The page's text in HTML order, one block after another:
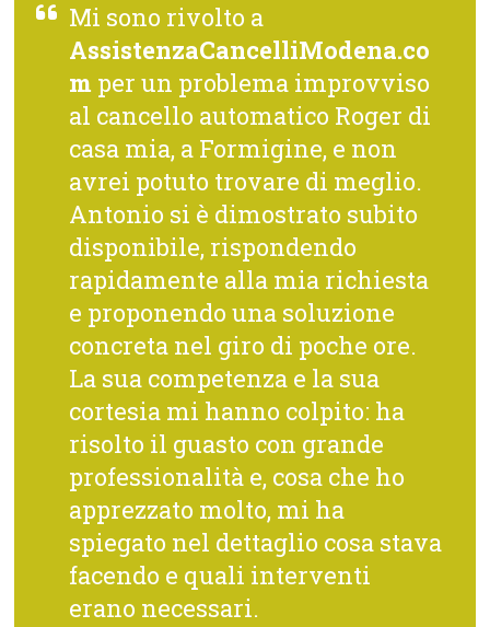
Mi sono rivolto a
AssistenzaCancelliModena.co
m per un problema improvviso
al cancello automatico Roger di
casa mia, a Formigine, e non
avrei potuto trovare di meglio.
Antonio si è dimostrato subito
disponibile, rispondendo
rapidamente alla mia richiesta
e proponendo una soluzione
concreta nel giro di poche ore.
La sua competenza e la sua
cortesia mi hanno colpito: ha
risolto il guasto con grande
professionalità e, cosa che ho
apprezzato molto, mi ha
spiegato nel dettaglio cosa stava
facendo e quali interventi
erano necessari.